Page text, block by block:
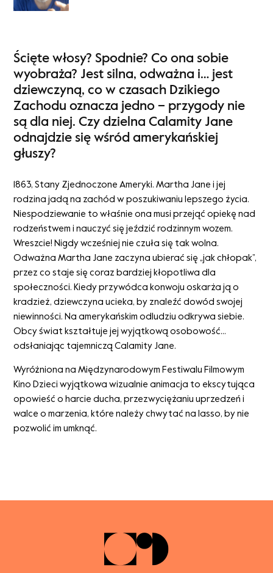
Ścięte włosy? Spodnie? Co ona sobie
wyobraża? Jest silna, odważna i… jest
dziewczyną, co w czasach Dzikiego
Zachodu oznacza jedno – przygody nie
są dla niej. Czy dzielna Calamity Jane
odnajdzie się wśród amerykańskiej
głuszy?
1863, Stany Zjednoczone Ameryki. Martha Jane i jej
rodzina jadą na zachód w poszukiwaniu lepszego życia.
Niespodziewanie to właśnie ona musi przejąć opiekę nad
rodzeństwem i nauczyć się jeździć rodzinnym wozem.
Wreszcie! Nigdy wcześniej nie czuła się tak wolna.
Odważna Martha Jane zaczyna ubierać się „jak chłopak”,
przez co staje się coraz bardziej kłopotliwa dla
społeczności. Kiedy przywódca konwoju oskarża ją o
kradzież, dziewczyna ucieka, by znaleźć dowód swojej
niewinności. Na amerykańskim odludziu odkrywa siebie.
Obcy świat kształtuje jej wyjątkową osobowość...
odsłaniając tajemniczą Calamity Jane.
Wyróżniona na Międzynarodowym Festiwalu Filmowym
Kino Dzieci wyjątkowa wizualnie animacja to ekscytująca
opowieść o harcie ducha, przezwyciężaniu uprzedzeń i
walce o marzenia, które należy chwytać na lasso, by nie
pozwolić im umknąć.